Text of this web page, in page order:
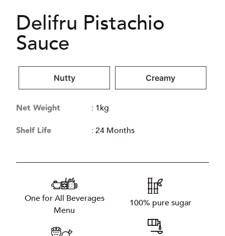
Delifru Pistachio
Sauce
Nutty Creamy
Net Weight : 1kg
Shelf Life :24 Months
One for All Beverages
Menu
100% pure sugar